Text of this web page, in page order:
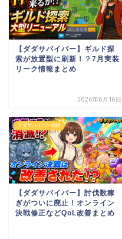
【ダダサバイバー】ギルド探
索が放置型に刷新！？7月実装
リーク情報まとめ
2026年6月16日
ダダサバイバー攻略
【ダダサバイバー】討伐数稼
ぎがついに廃止！オンライン
決戦修正などQoL改善まとめ